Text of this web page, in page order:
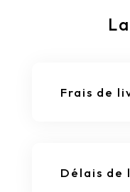
Frais de
Délais de